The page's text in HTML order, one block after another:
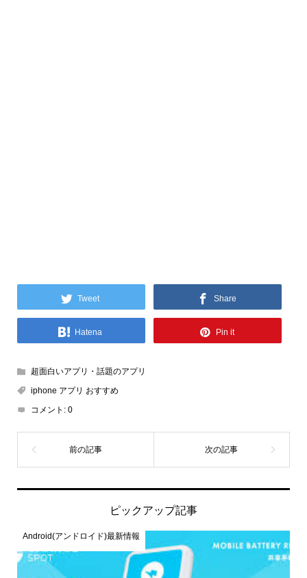
Tweet Share
Hatena Pin it
超面白いアプリ・話題のアプリ
iphone アプリ おすすめ
コメント: 0
ピックアップ記事
Android(アンドロイド)最新情報